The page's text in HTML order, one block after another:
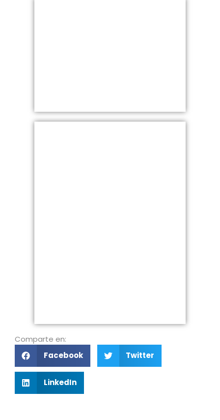
Comparte en:
Facebook
Twitter
LinkedIn